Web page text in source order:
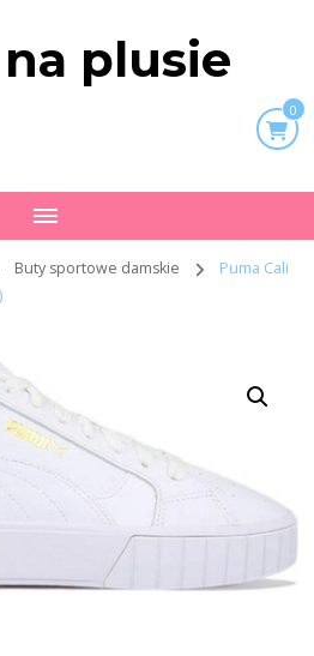
plusie
0
Buty sportowe damskie
Puma Cali